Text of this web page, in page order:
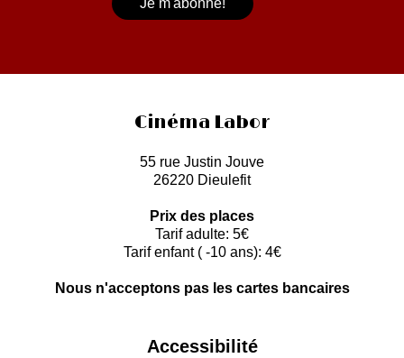
Cinéma Labor
55 rue Justin Jouve
26220 Dieulefit
Prix des places
Tarif adulte: 5€
Tarif enfant ( -10 ans): 4€
Nous n'acceptons pas les cartes bancaires
Accessibilité